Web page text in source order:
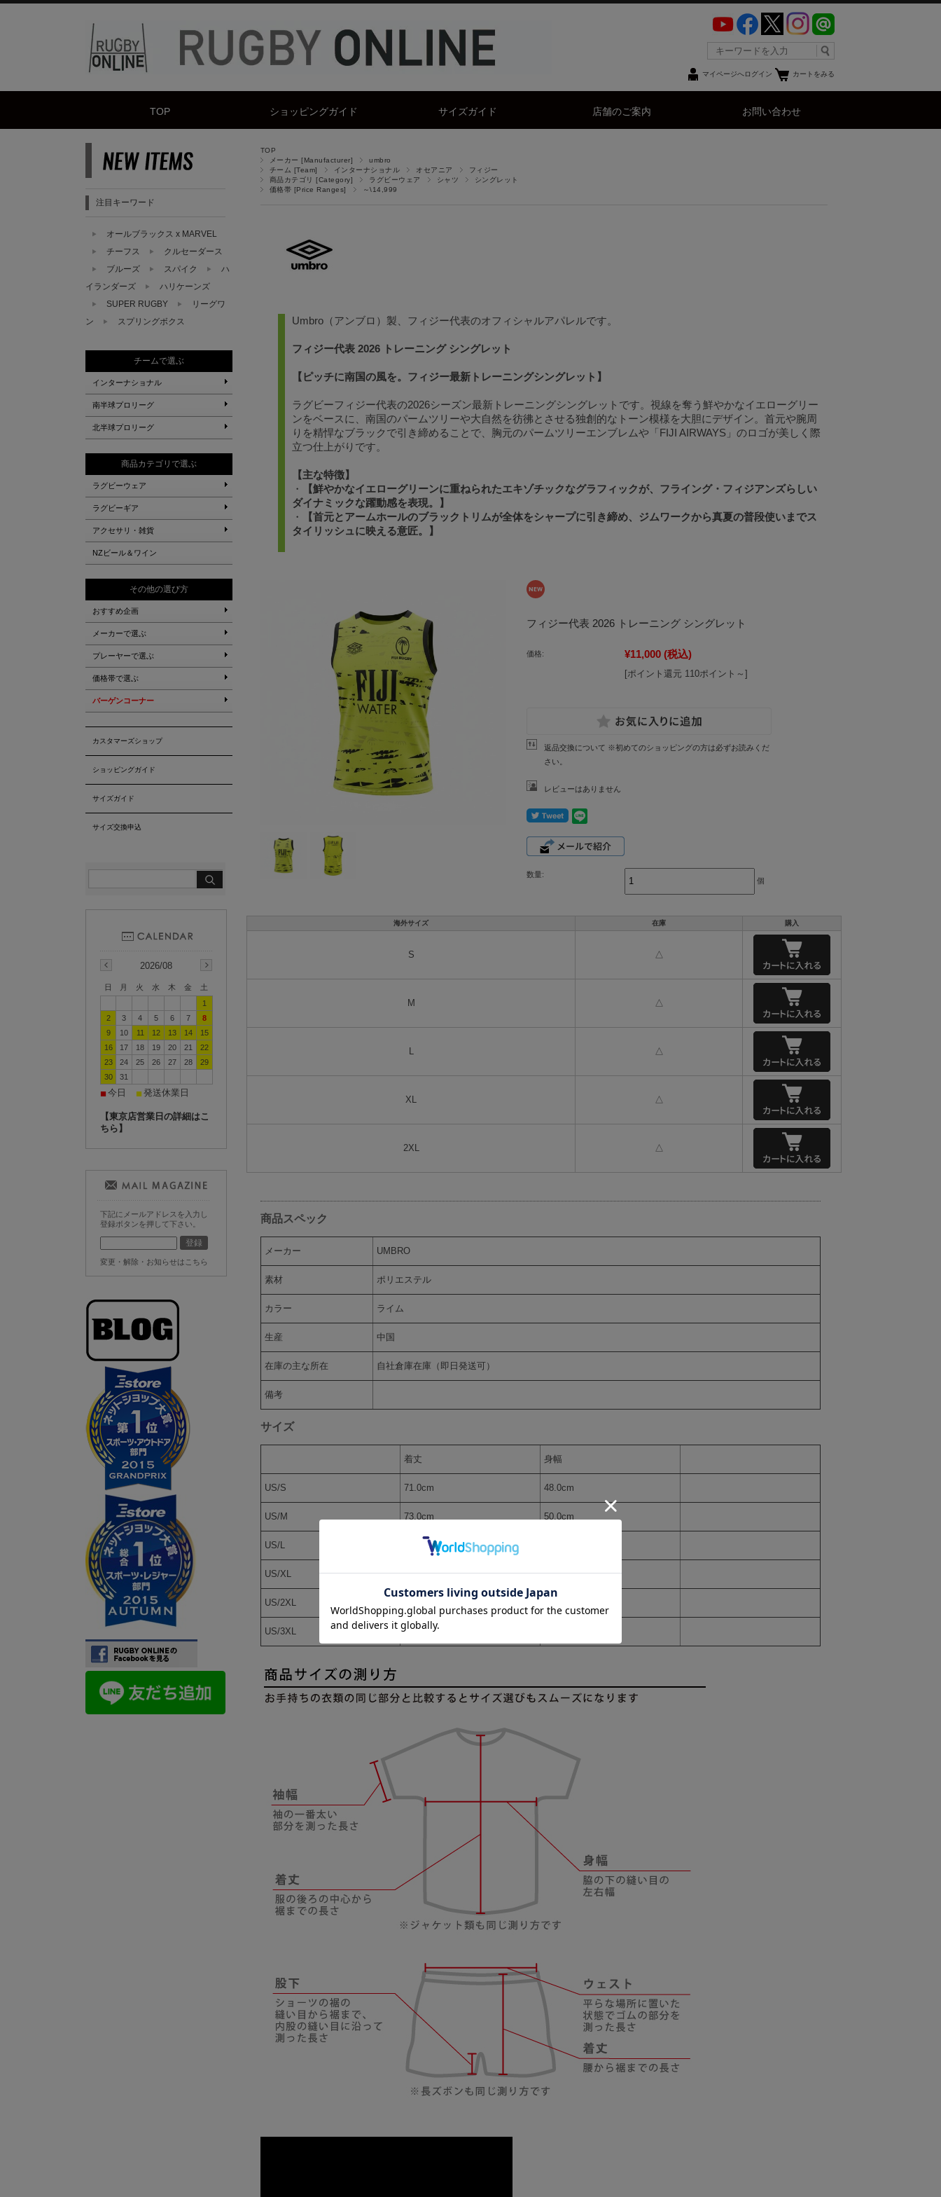
マイページへログイン カートをみる
TOP ショッピングガイド サイズガイド 店舗のご案内 お問い合わせ
TOP
メーカー [Manufacturer]
umbro
チーム [Team]
インターナショナル オセアニア
フィジー
商品カテゴリ [Category]
ラグビーウェア シャツ
シングレット
価格帯 [Price Ranges]
～\14,999
Umbro（アンブロ）製、フィジー代表のオフィシャルアパレルです。
フィジー代表 2026 トレーニング シングレット
【ピッチに南国の風を。フィジー最新トレーニングシングレット】
ラグビーフィジー代表の2026シーズン最新トレーニングシングレットです。視線を奪う鮮やかなイエローグリー
ンをベースに、南国のパームツリーや大自然を彷彿とさせる独創的なトーン模様を大胆にデザイン。首元や腕周
りを精悍なブラックで引き締めることで、胸元のパームツリーエンブレムや「FIJI AIRWAYS」のロゴが美しく際
立つ仕上がりです。
【主な特徴】
・
【鮮やかなイエローグリーンに重ねられたエキゾチックなグラフィックが、フライング・フィジアンズらしい
ダイナミックな躍動感を表現。】
・
【首元とアームホールのブラックトリムが全体をシャープに引き締め、ジムワークから真夏の普段使いまでス
タイリッシュに映える意匠。】
フィジー代表 2026 トレーニング シングレット
価格: ¥11,000 (税込)
[ポイント還元 110ポイント～]
返品交換について ※初めてのショッピングの方は必ずお読みくだ
さい。
レビューはありません
数量:
個
海外サイズ 在庫 購入
S △
M △
△
XL △
2XL △
商品スペック
メーカー UMBRO
素材 ポリエステル
カラー ライム
生産 中国
在庫の主な所在 自社倉庫在庫（即日発送可）
備考
サイズ
着丈 身幅
US/S 71.0cm 48.0cm
US/M 73.0cm 50.0cm
US/L 76.0cm
US/XL 78.0cm 58.0cm
US/2XL
US/3XL 82.0cm
注目キーワード
オールブラックス x MARVEL
チーフス
クルセーダース
ブルーズ
スパイク
ハ
イランダーズ
ハリケーンズ
SUPER RUGBY
リーグワ
ン
スプリングボクス
チームで選ぶ
インターナショナル
南半球プロリーグ
北半球プロリーグ
商品カテゴリで選ぶ
ラグビーウェア
ラグビーギア
アクセサリ・雑貨
NZビール＆ワイン
その他の選び方
おすすめ企画
メーカーで選ぶ
プレーヤーで選ぶ
価格帯で選ぶ
バーゲンコーナー
カスタマーズショップ
ショッピングガイド
サイズガイド
サイズ交換申込
2026/08
日 月 火 水 木 金
土
1
2
3 4 5 6 7
8
9
10 11 12 13 14
15
16
17 18 19 20 21
22
23
24 25 26 27 28
29
30
31
■ 今日 ■ 発送休業日
【東京店営業日の詳細はこ
ちら】
下記にメールアドレスを入力し
登録ボタンを押して下さい。
変更・解除・お知らせはこちら